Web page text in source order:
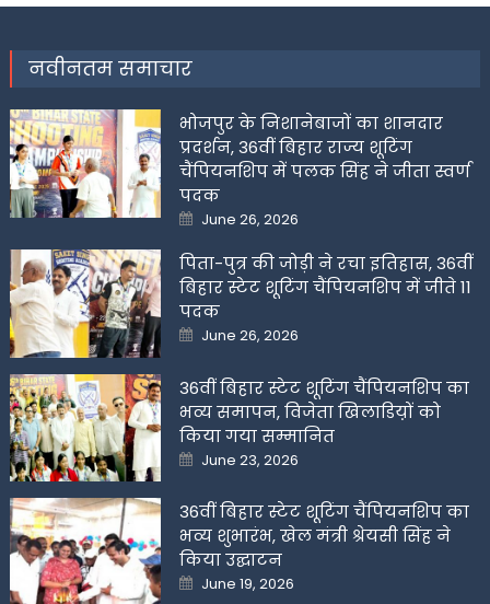
नवीनतम समाचार
भोजपुर के निशानेबाजों का शानदार
प्रदर्शन, 36वीं बिहार राज्य शूटिंग
चैंपियनशिप में पलक सिंह ने जीता स्वर्ण
पदक
Posted
on
June 26, 2026
पिता-पुत्र की जोड़ी ने रचा इतिहास, 36वीं
बिहार स्टेट शूटिंग चैंपियनशिप में जीते 11
पदक
Posted
on
June 26, 2026
36वीं बिहार स्टेट शूटिंग चैंपियनशिप का
भव्य समापन, विजेता खिलाडिय़ों को
किया गया सम्मानित
Posted
on
June 23, 2026
36वीं बिहार स्टेट शूटिंग चैंपियनशिप का
भव्य शुभारंभ, खेल मंत्री श्रेयसी सिंह ने
किया उद्घाटन
Posted
on
June 19, 2026